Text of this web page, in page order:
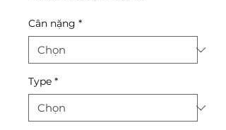
Cân nặng *
Type *